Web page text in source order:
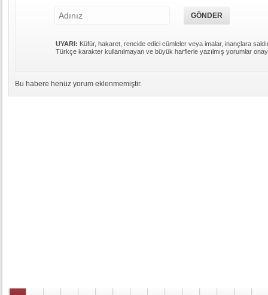
UYARI: Küfür, hakaret, rencide edici cümleler veya imalar, inançlara
Türkçe karakter kullanılmayan ve büyük harflerle yazılmış yorumlar
Bu habere henüz yorum eklenmemiştir.